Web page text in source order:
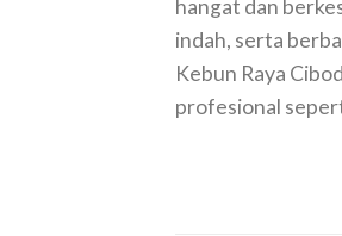
hangat dan
indah, serta
Kebun Raya
profesional